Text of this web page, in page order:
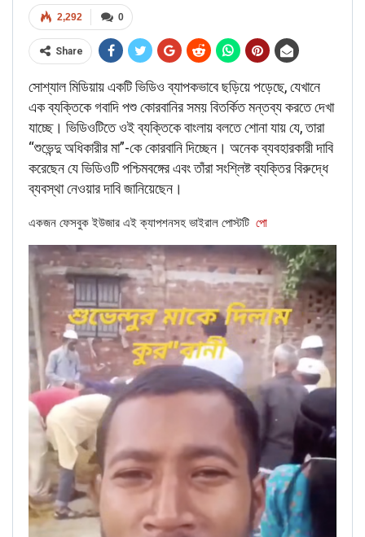
BANGLA
Verified: গ্রিন ইন্ডিয়া মিশনের অধীনে শিক্ষার্থীদের জন্য বিনামূল্যে বৈদ্যুতিক সাইকেল
প্রকল্প নেই
Feb 27, 2026
অন্যান্যবাংলাদেশি প্ল্যাটফর্মগুলিওফুটেজটি প্রচার করেছে, এবং
ধারাবাহিকভাবে এটিকে স্থানীয় ঘাঁটির হিংসার সাথে যুক্ত করেছে,
সাম্প্রদায়িক অস্থিরতার সাথে নয়।
এছাড়াও, একটি কিওয়ার্ড অনুসন্ধানে ২১ জুন, ২০২৫ তারিখের একটি বিস্তারিত
প্রতিবেদনপাওয়া গেছে, যেখানে একই ভিডিওর স্ক্রিনশট রয়েছে।
প্রতিবেদন অনুসারে, বন্দর বাস স্টেশনের কাছে একটি অটো-রিকশা
স্ট্যান্ডের নিয়ন্ত্রণ নিয়ে স্থানীয় দুটি গোষ্ঠীর মধ্যে দীর্ঘস্থায়ী বিরোধের
জেরে এই সংঘর্ষের সূত্রপাত হয়েছিল। জড়িত দলগুলিকে রনি-জাফর
গোষ্ঠী, বাংলাদেশ জাতীয় পার্টির (বিএনপি) প্রাক্তন সদস্য কাউন্সিলর
হান্নানের সমর্থক এবং তাদের বিরোধী বাবু-মেহেদি গোষ্ঠী হিসাবে চিহ্নিত
0
2,292
Share
সোশ্যাল মিডিয়ায় একটি ভিডিও ব্যাপকভাবে ছড়িয়ে পড়েছে, যেখানে
এক ব্যক্তিকে গবাদি পশু কোরবানির সময় বিতর্কিত মন্তব্য করতে দেখা
যাচ্ছে। ভিডিওটিতে ওই ব্যক্তিকে বাংলায় বলতে শোনা যায় যে, তারা
“শুভেন্দু অধিকারীর মা”-কে কোরবানি দিচ্ছেন। অনেক ব্যবহারকারী দাবি
করেছেন যে ভিডিওটি পশ্চিমবঙ্গের এবং তাঁরা সংশ্লিষ্ট ব্যক্তির বিরুদ্ধে
ব্যবস্থা নেওয়ার দাবি জানিয়েছেন।
একজন ফেসবুক ইউজার এই ক্যাপশনসহ ভাইরাল পোস্টটি পো